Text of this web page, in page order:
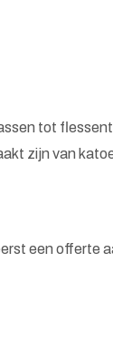
tot
zijn van
een offerte